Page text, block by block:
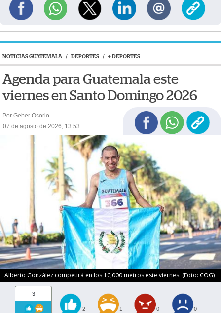
NOTICIAS GUATEMALA / DEPORTES / + DEPORTES
Agenda para Guatemala este
viernes en Santo Domingo 2026
Por Geber Osorio
07 de agosto de 2026, 13:53
Alberto González competirá en los 10,000 metros este viernes. (Foto: COG)
3
2 1 0 0